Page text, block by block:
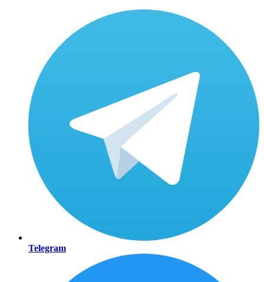
Telegram